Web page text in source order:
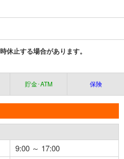
休止する場合があります。
貯金･ATM 保険
9:00 ～ 17:00